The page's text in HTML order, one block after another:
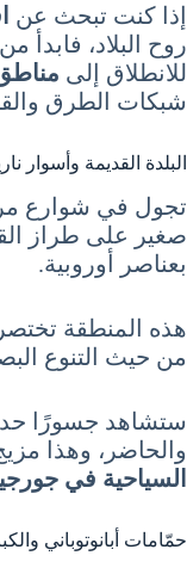
إذا كنت تبحث عن
روح البلاد، فابدأ
للانطلاق إلى
شبكات الطرق
البلدة القديمة وأسوار
تجول في شوارع
صغير على طراز
بعناصر أوروبية.
هذه المنطقة تختصر
من حيث التنوع
ستشاهد جسورًا
والحاضر، وهذا
السياحية في
حمّامات أبانوتوباني